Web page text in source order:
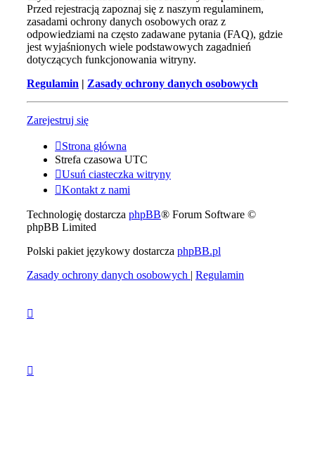
Przed rejestracją zapoznaj się z naszym regulaminem,
zasadami ochrony danych osobowych oraz z
odpowiedziami na często zadawane pytania (FAQ), gdzie
jest wyjaśnionych wiele podstawowych zagadnień
dotyczących funkcjonowania witryny.
Regulamin | Zasady ochrony danych osobowych
Zarejestruj się
Strona główna
Strefa czasowa UTC
Usuń ciasteczka witryny
Kontakt z nami
Technologię dostarcza phpBB® Forum Software ©
phpBB Limited
Polski pakiet językowy dostarcza phpBB.pl
Zasady ochrony danych osobowych | Regulamin